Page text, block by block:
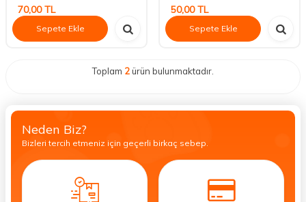
70,00TL
Sepete Ekle
50,00TL
Sepete Ekle
Toplam 2ürün bulunmaktadır.
Neden Biz?
Bizleri tercih etmeniz için geçerli birkaç sebep.